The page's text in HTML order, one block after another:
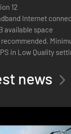
balance mellem
situationer eller
12
Internet
available space
recommended.
in Low Quality
news